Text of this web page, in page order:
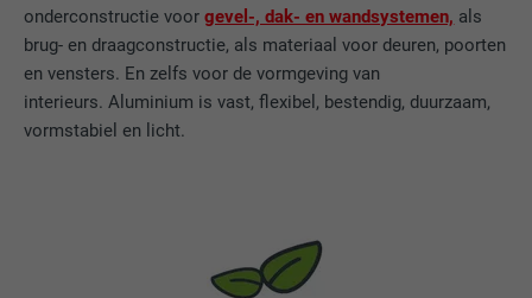
onderconstructie voorgevel-, dak- en wandsystemen, als
brug- en draagconstructie, als materiaal voor deuren, poorten
en vensters. En zelfs voor de vormgeving van
interieurs. Aluminium is vast, flexibel, bestendig, duurzaam,
vormstabiel en licht.